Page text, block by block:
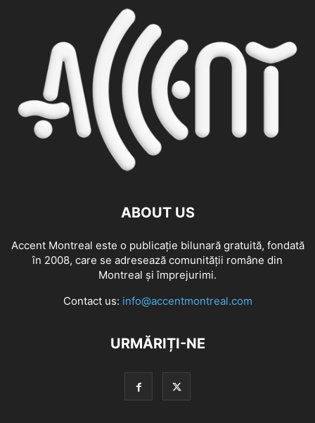
ABOUT US
Accent Montreal este o publicație bilunară gratuită, fondată
în 2008, care se adresează comunităţii române din
Montreal şi împrejurimi.
Contact us: info@accentmontreal.com
URMĂRIȚI-NE